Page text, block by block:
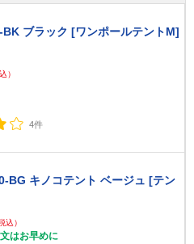
BK ブラック [ワンポールテントM]
）
4件
BG キノコテント ベージュ [テン
込）
はお早めに